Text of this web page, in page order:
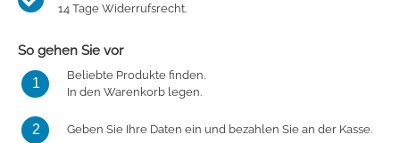
14 Tage Widerrufsrecht.
So gehen Sie vor
1
Beliebte Produkte finden.
In den Warenkorb legen.
2 Geben Sie Ihre Daten ein und bezahlen Sie an der Kasse.